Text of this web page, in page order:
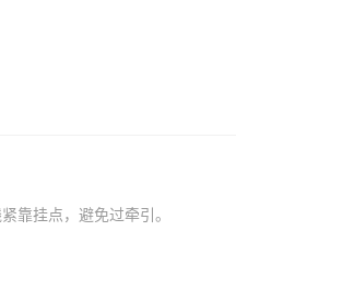
靠挂点，避免过牵引。